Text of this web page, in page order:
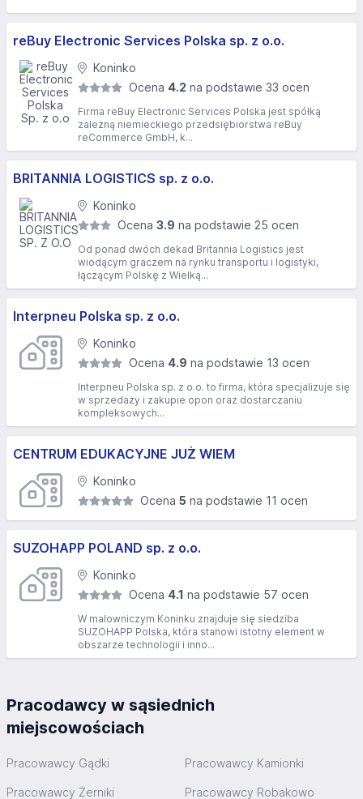
reBuy Electronic Services Polska sp. z o.o.
Koninko
Ocena 4.2 na podstawie 33 ocen
Firma reBuy Electronic Services Polska jest spółką
zależną niemieckiego przedsiębiorstwa reBuy
reCommerce GmbH, k...
BRITANNIA LOGISTICS sp. z o.o.
Koninko
Ocena3.9 na podstawie 25 ocen
Od ponad dwóch dekad Britannia Logistics jest
wiodącym graczem na rynku transportu i logistyki,
łączącym Polskę z Wielką...
Interpneu Polska sp. z o.o.
Koninko
Ocena 4.9 na podstawie 13 ocen
Interpneu Polska sp. z o.o. to firma, która specjalizuje się
w sprzedaży i zakupie opon oraz dostarczaniu
kompleksowych...
CENTRUM EDUKACYJNE JUŻ WIEM
Koninko
Ocena 5 na podstawie 11 ocen
SUZOHAPP POLAND sp. z o.o.
Koninko
Ocena 4.1 na podstawie 57 ocen
W malowniczym Koninku znajduje się siedziba
SUZOHAPP Polska, która stanowi istotny element w
obszarze technologii i inno...
Pracodawcy w sąsiednich
miejscowościach
Pracowawcy Gądki Pracowawcy Kamionki
Pracowawcy Żerniki Pracowawcy Robakowo